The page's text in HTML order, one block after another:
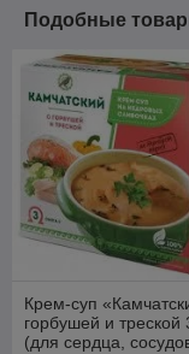
Подобные
Крем-суп
горбушей и треской
(для сердца,